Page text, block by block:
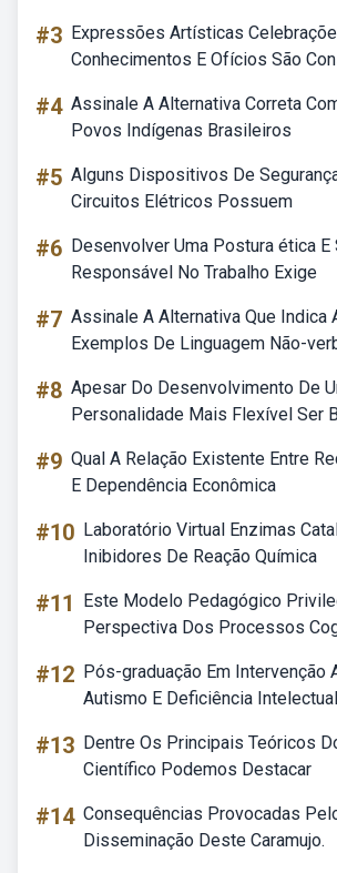
#3 Expressões Artísticas
Conhecimentos E Ofícios São
#4 Assinale A Alternativa Correta
Povos Indígenas Brasileiros
#5 Alguns Dispositivos De
Circuitos Elétricos Possuem
#6 Desenvolver Uma Postura ética E
Responsável No Trabalho Exige
#7 Assinale A Alternativa Que Indica
Exemplos De Linguagem Não-
#8 Apesar Do Desenvolvimento De
Personalidade Mais Flexível Ser
#9 Qual A Relação Existente Entre
E Dependência Econômica
#10 Laboratório Virtual Enzimas
Inibidores De Reação Química
#11
Este Modelo Pedagógico
Perspectiva Dos Processos
#12 Pós-graduação Em Intervenção
Autismo E Deficiência Intelectual
#13 Dentre Os Principais Teóricos
Científico Podemos Destacar
#14 Consequências Provocadas
Disseminação Deste Caramujo.